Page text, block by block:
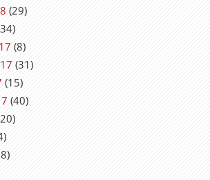
(29)
(8)
(31)
(15)
(40)